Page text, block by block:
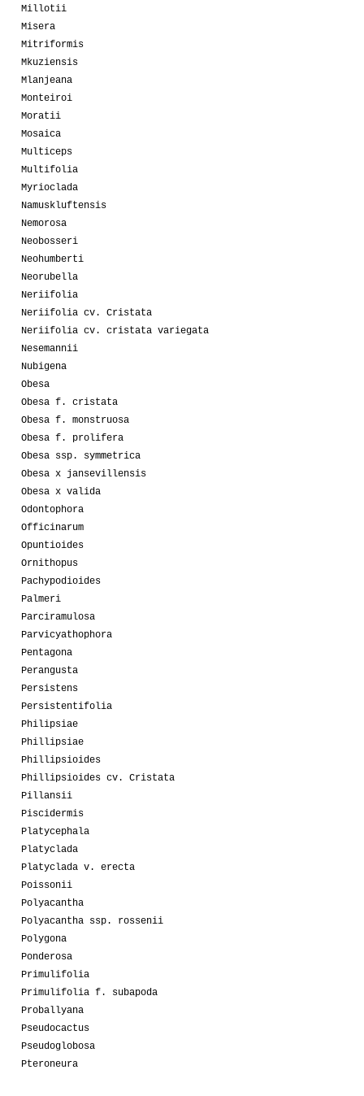
Millotii
Misera
Mitriformis
Mkuziensis
Mlanjeana
Monteiroi
Moratii
Mosaica
Multiceps
Multifolia
Myrioclada
Namuskluftensis
Nemorosa
Neobosseri
Neohumberti
Neorubella
Neriifolia
Neriifolia cv. Cristata
Neriifolia cv. cristata variegata
Nesemannii
Nubigena
Obesa
Obesa f. cristata
Obesa f. monstruosa
Obesa f. prolifera
Obesa ssp. symmetrica
Obesa x jansevillensis
Obesa x valida
Odontophora
Officinarum
Opuntioides
Ornithopus
Pachypodioides
Palmeri
Parciramulosa
Parvicyathophora
Pentagona
Perangusta
Persistens
Persistentifolia
Philipsiae
Phillipsiae
Phillipsioides
Phillipsioides cv. Cristata
Pillansii
Piscidermis
Platycephala
Platyclada
Platyclada v. erecta
Poissonii
Polyacantha
Polyacantha ssp. rossenii
Polygona
Ponderosa
Primulifolia
Primulifolia f. subapoda
Proballyana
Pseudocactus
Pseudoglobosa
Pteroneura